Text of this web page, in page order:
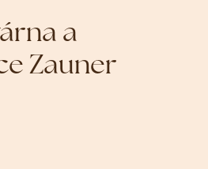
a
Zauner